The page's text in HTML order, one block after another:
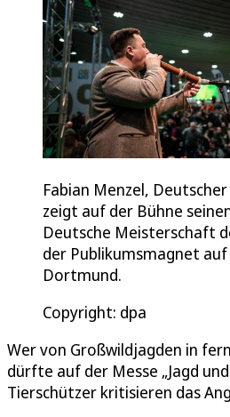
Fabian Menzel,
zeigt auf der Bühne
Deutsche Meisterschaft
der Publikumsmagnet auf
Dortmund.
Copyright: dpa
Wer von Großwildjagden in
dürfte auf der Messe „Jagd
Tierschützer kritisieren das